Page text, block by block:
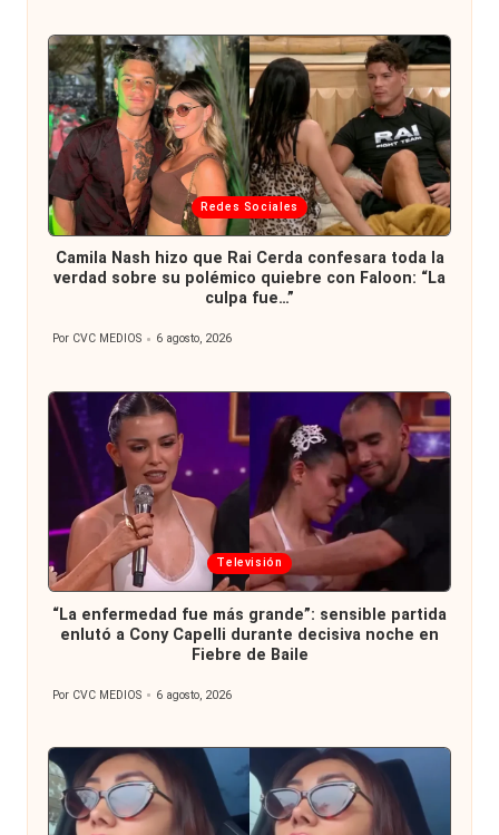
Publicada
en
Redes Sociales
Camila Nash hizo que Rai Cerda confesara toda la
verdad sobre su polémico quiebre con Faloon: “La
culpa fue…”
Publicado
Por CVC MEDIOS 6 agosto, 2026
Publicada
en
Televisión
“La enfermedad fue más grande”: sensible partida
enlutó a Cony Capelli durante decisiva noche en
Fiebre de Baile
Publicado
Por CVC MEDIOS 6 agosto, 2026